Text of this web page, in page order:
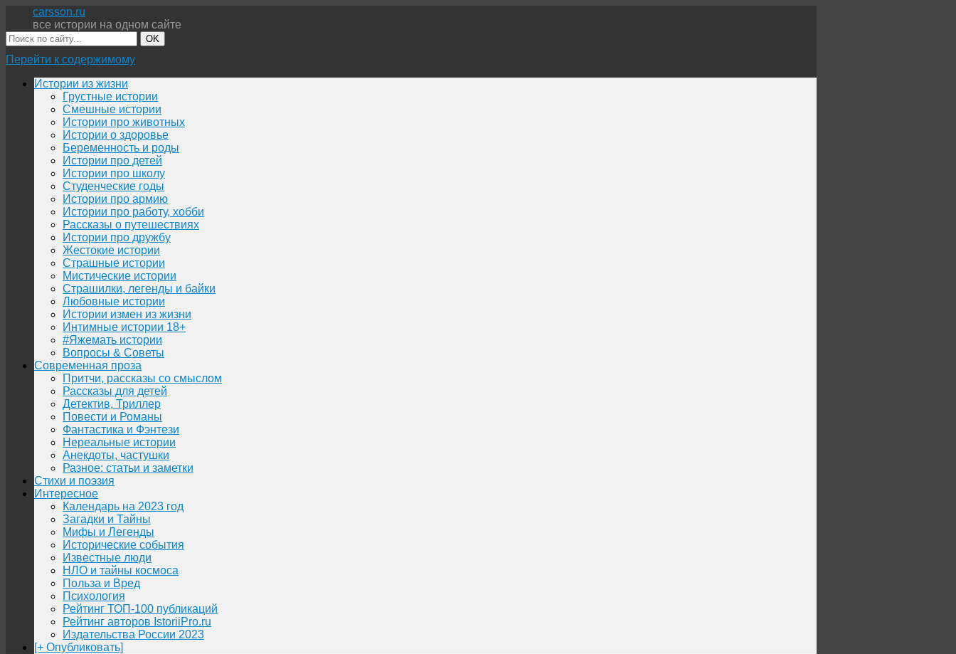
carsson.ru
все истории на одном сайте
OK
Перейти к содержимому
Истории из жизни
Грустные истории
Смешные истории
Истории про животных
Истории о здоровье
Беременность и роды
Истории про детей
Истории про школу
Студенческие годы
Истории про армию
Истории про работу, хобби
Рассказы о путешествиях
Истории про дружбу
Жестокие истории
Страшные истории
Мистические истории
Страшилки, легенды и байки
Любовные истории
Истории измен из жизни
Интимные истории 18+
#Яжемать истории
Вопросы & Советы
Современная проза
Притчи, рассказы со смыслом
Рассказы для детей
Детектив, Триллер
Повести и Романы
Фантастика и Фэнтези
Нереальные истории
Анекдоты, частушки
Разное: статьи и заметки
Стихи и поэзия
Интересное
Календарь на 2023 год
Загадки и Тайны
Мифы и Легенды
Исторические события
Известные люди
НЛО и тайны космоса
Польза и Вред
Психология
Рейтинг ТОП-100 публикаций
Рейтинг авторов IstoriiPro.ru
Издательства России 2023
[+ Опубликовать]